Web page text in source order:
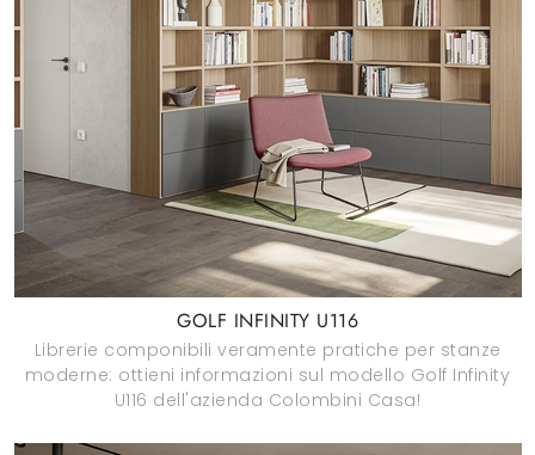
GOLF INFINITY U116
Librerie componibili veramente pratiche per stanze
moderne: ottieni informazioni sul modello Golf Infinity
U116 dell'azienda Colombini Casa!